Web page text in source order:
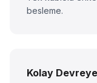
besleme.
Kolay